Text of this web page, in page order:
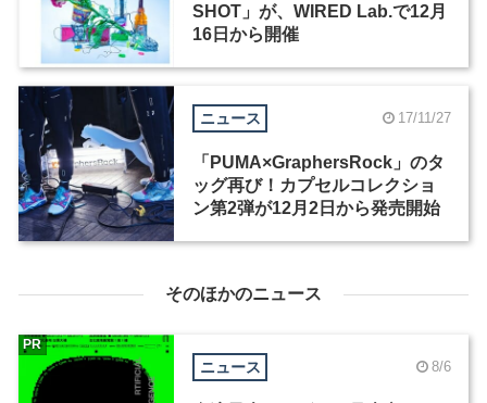
SHOT」が、WIRED Lab.で12月
16日から開催
ニュース 17/11/27
「PUMA×GraphersRock」のタ
ッグ再び！カプセルコレクショ
ン第2弾が12月2日から発売開始
そのほかのニュース
ニュース 8/6
PR